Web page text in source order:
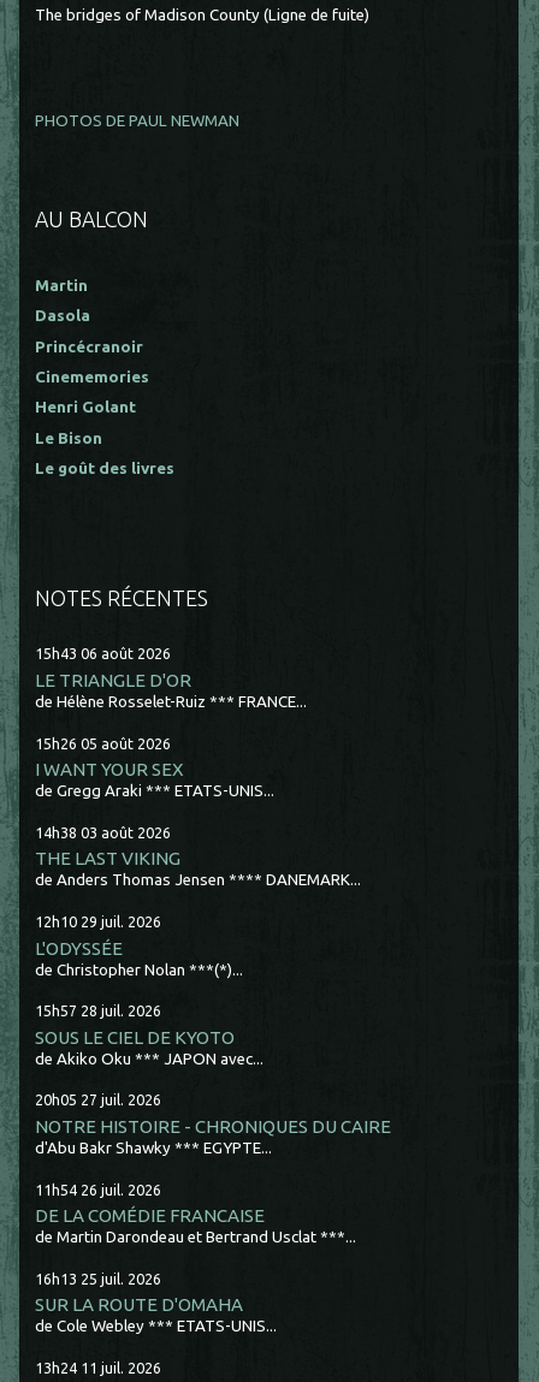
The bridges of Madison County (Ligne de fuite)
PHOTOS DE PAUL NEWMAN
AU BALCON
Martin
Dasola
Princécranoir
Cinememories
Henri Golant
Le Bison
Le goût des livres
NOTES RÉCENTES
15h43 06 août 2026
LE TRIANGLE D'OR
de Hélène Rosselet-Ruiz *** FRANCE...
15h26 05 août 2026
I WANT YOUR SEX
de Gregg Araki *** ETATS-UNIS...
14h38 03 août 2026
THE LAST VIKING
de Anders Thomas Jensen **** DANEMARK...
12h10 29 juil. 2026
L'ODYSSÉE
de Christopher Nolan ***(*)...
15h57 28 juil. 2026
SOUS LE CIEL DE KYOTO
de Akiko Oku *** JAPON avec...
20h05 27 juil. 2026
NOTRE HISTOIRE - CHRONIQUES DU CAIRE
d'Abu Bakr Shawky *** EGYPTE...
11h54 26 juil. 2026
DE LA COMÉDIE FRANCAISE
de Martin Darondeau et Bertrand Usclat ***...
16h13 25 juil. 2026
SUR LA ROUTE D'OMAHA
de Cole Webley *** ETATS-UNIS...
13h24 11 juil. 2026